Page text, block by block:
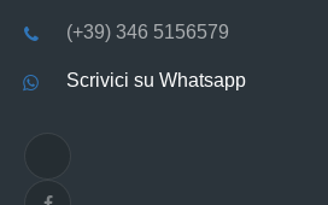
(+39) 346 5156579
Scrivici su Whatsapp